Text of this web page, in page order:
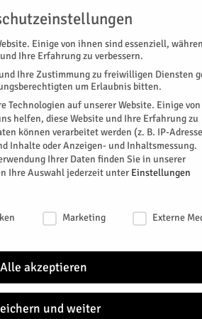
KINO GALERIE
für die HERZogstadt, das mit
wird.
Einige von ihnen sind essenziell,
Ihre Erfahrung zu verbessern.
Ihre Zustimmung zu freiwilligen Diensten
um Erlaubnis bitten.
Technologien auf unserer Website. Einige
helfen, diese Website und Ihre Erfahrung zu
können verarbeitet werden (z. B. IP-
Inhalte oder Anzeigen- und Inhaltsmessung.
Ihrer Daten finden Sie in unserer
Ihre Auswahl jederzeit unter Einstellungen
Marketing Externe
Alle akzeptieren
und weiter